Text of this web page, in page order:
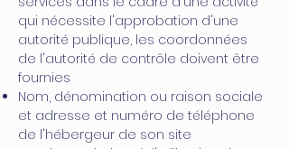
qui nécessite l'approbation d'une
autorité publique, les coordonnées
de l'autorité de contrôle doivent être
fournies
Nom, dénomination ou raison sociale
et adresse et numéro de téléphone
de l'hébergeur de son site